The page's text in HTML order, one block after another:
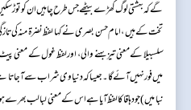
گے کہ بہشتی لوگ کھڑے بیٹھے جس طرح چاہیں ان کو توڑ
تخت کے ہیں ، امام حسن بصری نے کہا لفظ نضرۃ منہ کی
سلسبیلا کے معنی تیز بہنے والی ، اور لفظ غول کے
میں فور نہیں آئے گا ۔ جیسا کہ دنیاوی شراب سے آ
نبا میں ) جو دہاقا کا لفظ آیا ہے اس کے معنی لبالب